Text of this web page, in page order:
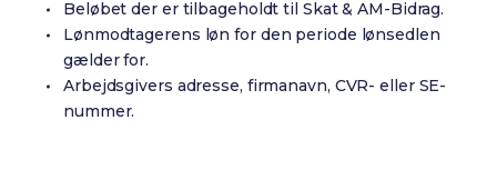
Beløbet der er tilbageholdt til Skat & AM-Bidrag.
Lønmodtagerens løn for den periode lønsedlen
gælder for.
Arbejdsgivers adresse, firmanavn, CVR- eller SE-
nummer.